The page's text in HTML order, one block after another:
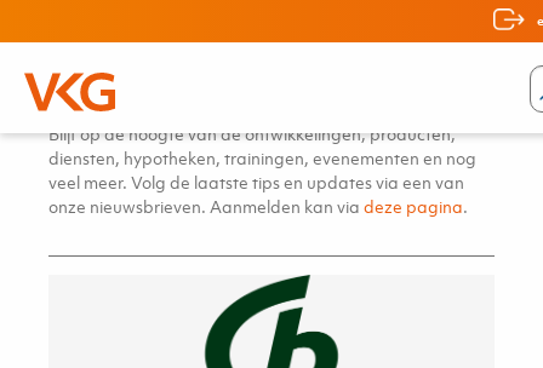
VKG Nieuws
Blijf op de hoogte van de ontwikkelingen, producten,
diensten, hypotheken, trainingen, evenementen en nog
veel meer. Volg de laatste tips en updates via een van
onze nieuwsbrieven. Aanmelden kan via deze pagina.